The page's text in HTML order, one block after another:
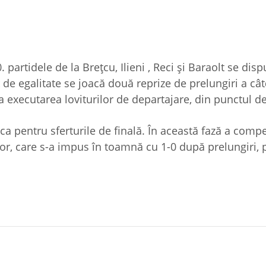
partidele de la Brețcu, Ilieni , Reci și Baraolt se
egalitate se joacă două reprize de prelungiri a
executarea loviturilor de departajare, din punctul
pentru sferturile de finală. În această fază a
care s-a impus în toamnă cu 1-0 după prelungiri,